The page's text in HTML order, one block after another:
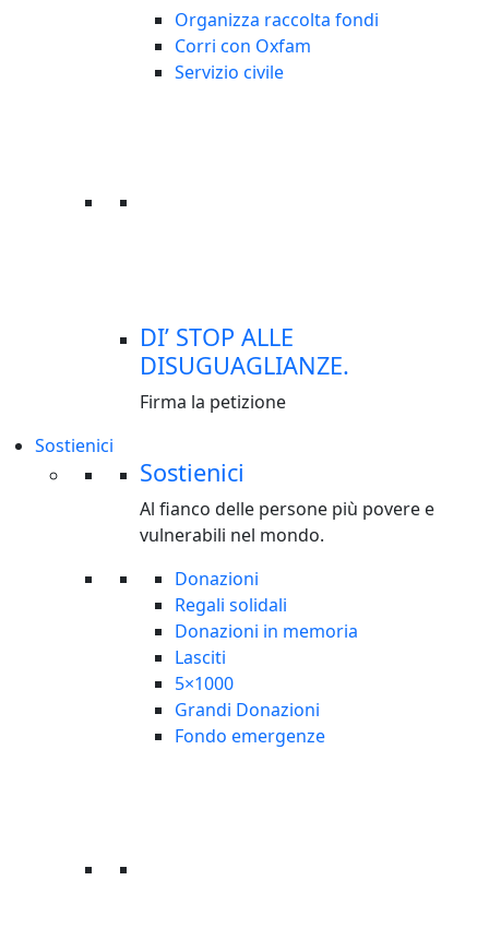
Organizza raccolta fondi
Corri con Oxfam
Servizio civile
DI’ STOP ALLE
DISUGUAGLIANZE.
Firma la petizione
Sostienici
Sostienici
Al fianco delle persone più povere e
vulnerabili nel mondo.
Donazioni
Regali solidali
Donazioni in memoria
Lasciti
5×1000
Grandi Donazioni
Fondo emergenze